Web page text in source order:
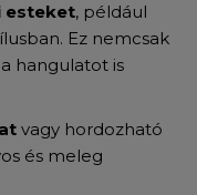
esteket, például
Ez nemcsak
hangulatot is
vagy hordozható
és meleg